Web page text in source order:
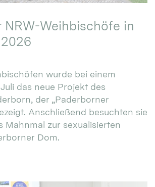
NRW-Weihbischöfe in
wurde bei einem
das neue Projekt des
der „Paderborner
Anschließend besuchten sie
Mahnmal zur sexualisierten
Dom.